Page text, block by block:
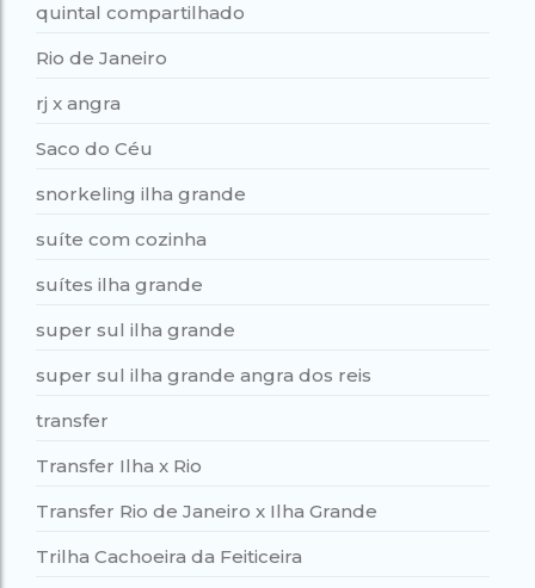
quintal compartilhado
Rio de Janeiro
rj x angra
Saco do Céu
snorkeling ilha grande
suíte com cozinha
suítes ilha grande
super sul ilha grande
super sul ilha grande angra dos reis
transfer
Transfer Ilha x Rio
Transfer Rio de Janeiro x Ilha Grande
Trilha Cachoeira da Feiticeira